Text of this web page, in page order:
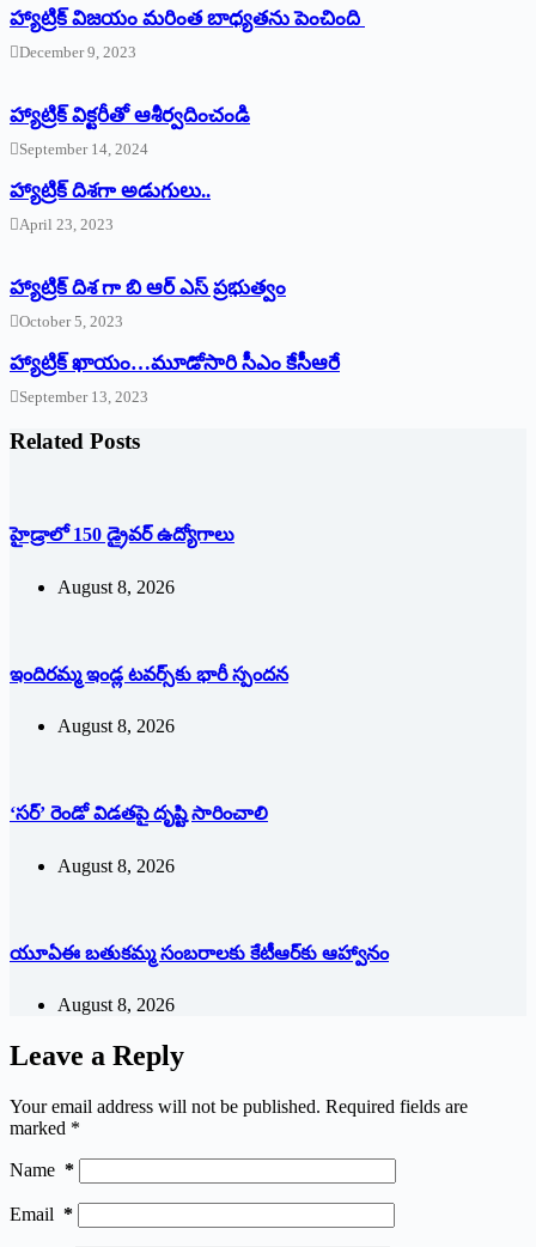
హ్యాట్రిక్ విజయం మరింత బాధ్యతను పెంచింది
December 9, 2023
హ్యాట్రిక్‌ ‌విక్టరీతో ఆశీర్వదించండి
September 14, 2024
‌హ్యాట్రిక్‌ ‌దిశగా అడుగులు..
April 23, 2023
హ్యాట్రిక్ దిశ గా బి ఆర్ ఎస్ ప్రభుత్వం
October 5, 2023
హ్యాట్రిక్‌ ‌ఖాయం…మూడోసారి సీఎం కేసీఆరే
September 13, 2023
Related Posts
హైడ్రాలో 150 డ్రైవర్‌ ఉద్యోగాలు
August 8, 2026
ఇందిరమ్మ ఇండ్ల టవర్స్‌కు భారీ స్పందన
August 8, 2026
‘సర్’ రెండో విడతపై దృష్టి సారించాలి
August 8, 2026
యూఏఈ బతుకమ్మ సంబరాలకు కేటీఆర్‌కు ఆహ్వానం
August 8, 2026
Leave a Reply
Your email address will not be published. Required fields are
marked *
Name *
Email *